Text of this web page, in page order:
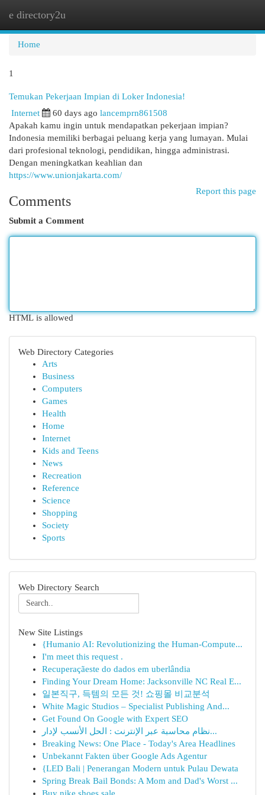
e directory2u
Home
1
Temukan Pekerjaan Impian di Loker Indonesia!
Internet 60 days ago lancemprn861508
Apakah kamu ingin untuk mendapatkan pekerjaan impian?
Indonesia memiliki berbagai peluang kerja yang lumayan. Mulai
dari profesional teknologi, pendidikan, hingga administrasi.
Dengan meningkatkan keahlian dan
https://www.unionjakarta.com/
Report this page
Comments
Submit a Comment
HTML is allowed
Web Directory Categories
Arts
Business
Computers
Games
Health
Home
Internet
Kids and Teens
News
Recreation
Reference
Science
Shopping
Society
Sports
Web Directory Search
New Site Listings
{Humanio AI: Revolutionizing the Human-Compute...
I'm meet this request .
Recuperaçãeste do dados em uberlândia
Finding Your Dream Home: Jacksonville NC Real E...
일본직구, 득템의 모든 것! 쇼핑몰 비교분석
White Magic Studios – Specialist Publishing And...
Get Found On Google with Expert SEO
نظام محاسبة عبر الإنترنت : الحل الأنسب لإدار...
Breaking News: One Place - Today's Area Headlines
Unbekannt Fakten über Google Ads Agentur
{LED Bali | Penerangan Modern untuk Pulau Dewata
Spring Break Bail Bonds: A Mom and Dad's Worst ...